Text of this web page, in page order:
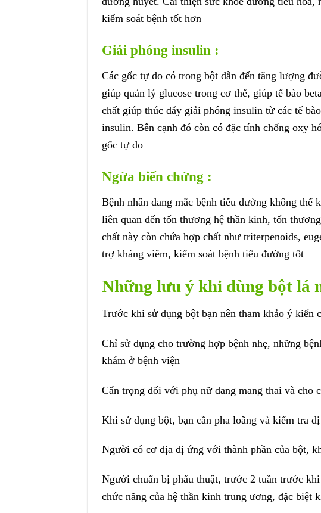
kiểm soát bệnh tốt hơn
Giải phóng insulin :
Các gốc tự do có trong bột dẫn đến tăng lượng
giúp quản lý glucose trong cơ thể, giúp tế bào
chất giúp thúc đẩy giải phóng insulin từ các tế
insulin. Bên cạnh đó còn có đặc tính chống oxy
gốc tự do
Ngừa biến chứng :
Bệnh nhân đang mắc bệnh tiểu đường không thể
liên quan đến tổn thương hệ thần kinh, tổn
chất này còn chứa hợp chất như triterpenoids,
trợ kháng viêm, kiểm soát bệnh tiểu đường tốt
Những lưu ý khi dùng bột lá
Trước khi sử dụng bột bạn nên tham khảo ý kiến
Chỉ sử dụng cho trường hợp bệnh nhẹ, những
khám ở bệnh viện
Cẩn trọng đối với phụ nữ đang mang thai và cho
Khi sử dụng bột, bạn cần pha loãng và kiểm tra
Người có cơ địa dị ứng với thành phần của bột,
Người chuẩn bị phẩu thuật, trước 2 tuần trước
chức năng của hệ thần kinh trung ương, đặc biệt